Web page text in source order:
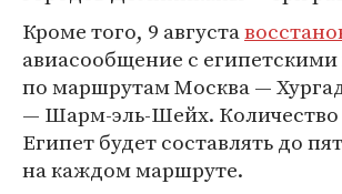
Кроме того, 9 августа
авиасообщение с
по маршрутам Москва —
— Шарм-эль-Шейх. Количество
Египет будет составлять до
на каждом маршруте.